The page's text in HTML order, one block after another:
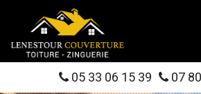
05 33 06 15 39 07